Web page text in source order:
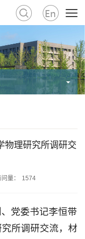
物理研究所调研交
量： 1574
党委书记李恒带
所调研交流，材